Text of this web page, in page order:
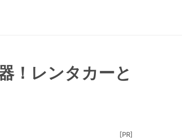
！レンタカーと
[PR]